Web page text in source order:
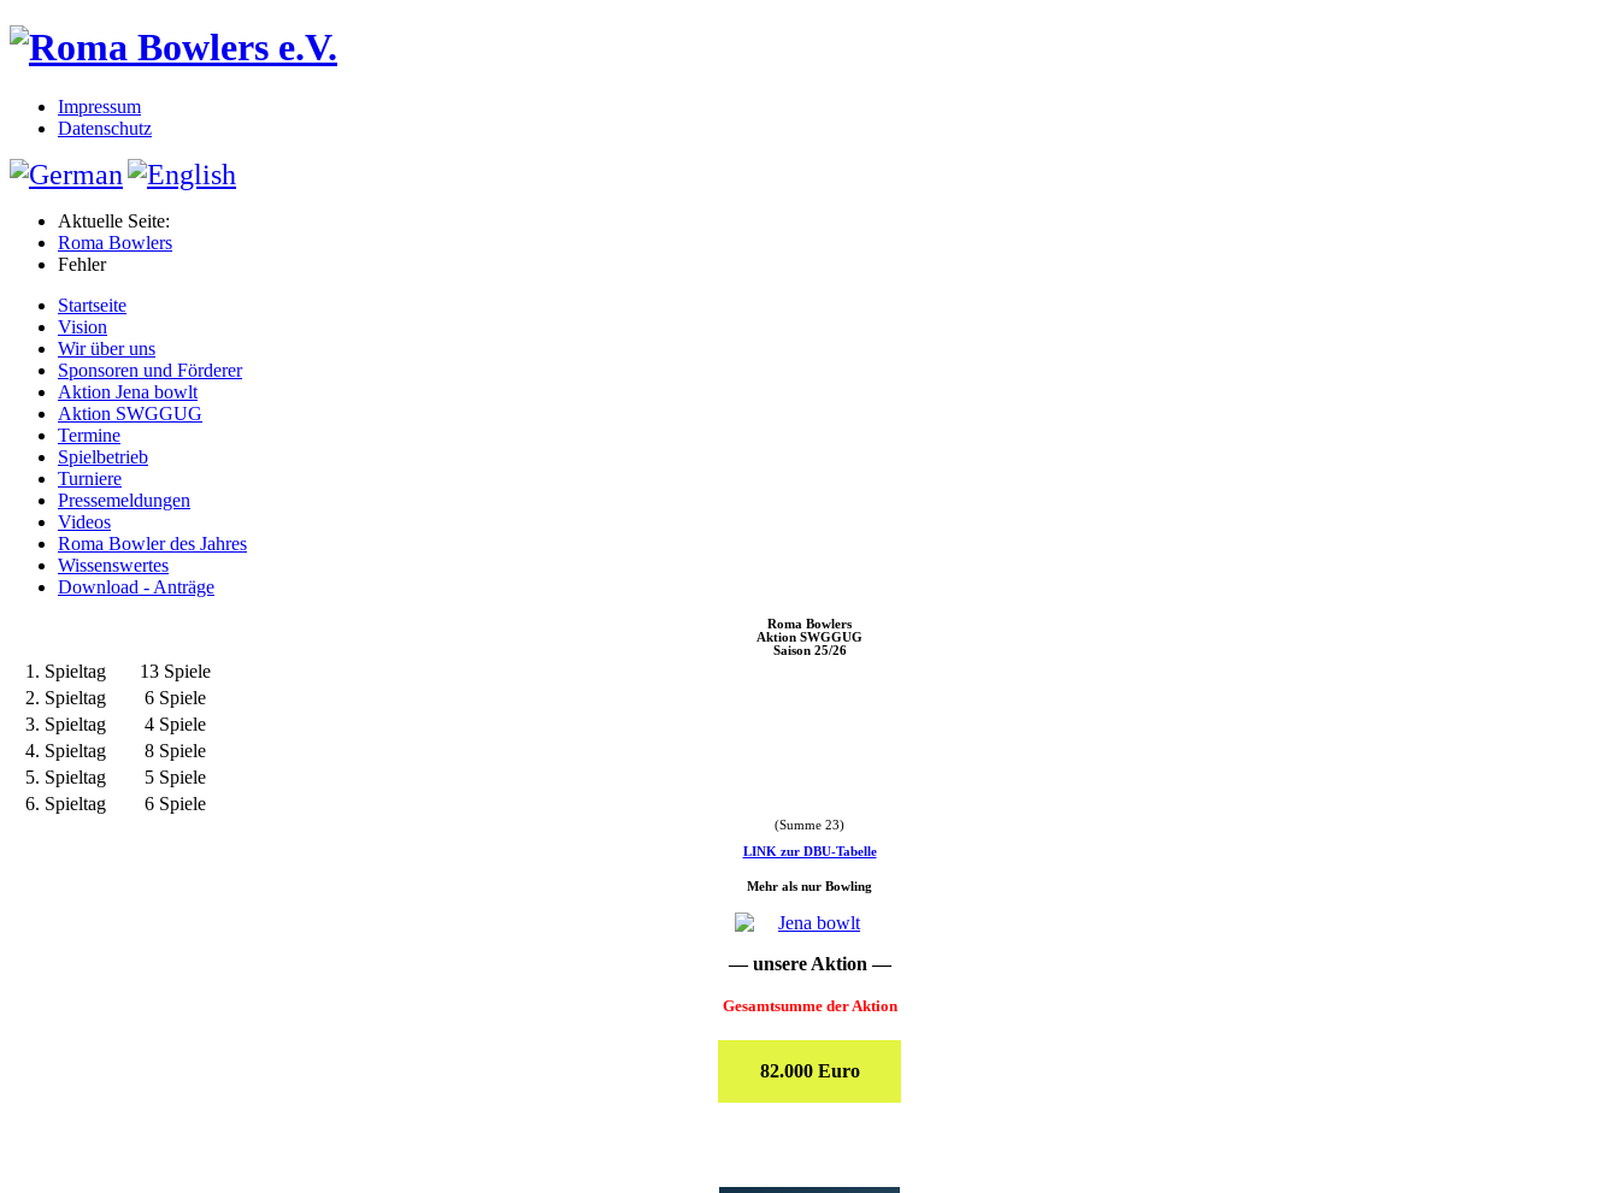
Impressum
Datenschutz
Aktuelle Seite:
Roma Bowlers
Fehler
Startseite
Vision
Wir über uns
Sponsoren und Förderer
Aktion Jena bowlt
Aktion SWGGUG
Termine
Spielbetrieb
Turniere
Pressemeldungen
Videos
Roma Bowler des Jahres
Wissenswertes
Download - Anträge
Roma Bowlers
Aktion SWGGUG
Saison 25/26
1. Spieltag
13 Spiele
2. Spieltag
6 Spiele
3. Spieltag
4 Spiele
4. Spieltag
8 Spiele
5. Spieltag
5 Spiele
6. Spieltag
6 Spiele
(Summe 23)
LINK zur DBU-Tabelle
Mehr als nur Bowling
— unsere Aktion —
Gesamtsumme der Aktion
82.000 Euro